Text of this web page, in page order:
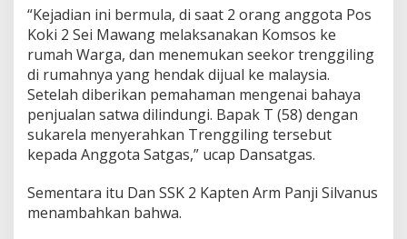
R
I
-
M
a
l
y
s
i
“Kejadian ini bermula, di saat 2 orang anggota Pos
Koki 2 Sei Mawang melaksanakan Komsos ke
rumah Warga, dan menemukan seekor trenggiling
di rumahnya yang hendak dijual ke malaysia.
Setelah diberikan pemahaman mengenai bahaya
penjualan satwa dilindungi. Bapak T (58) dengan
sukarela menyerahkan Trenggiling tersebut
kepada Anggota Satgas,” ucap Dansatgas.
Sementara itu Dan SSK 2 Kapten Arm Panji Silvanus
menambahkan bahwa.